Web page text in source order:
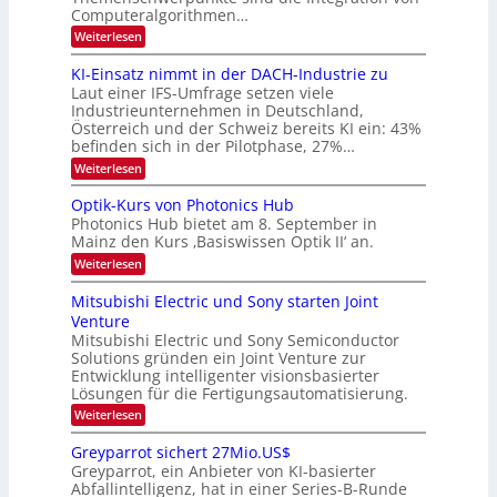
tm
e
l
d
e
t
s
t
a
r
k
e
W
a
c
h
s
u
i
m
e
r
s
t
e
n
H
a
l
Computeralgorithmen…
Weiterlesen:
8
9
.
W
E
-
H
e
r
a
e
u
s
-
S
e
n
a
r
KI-Einsatz nimmt in der DACH-Industrie zu
Laut einer IFS-Umfrage setzen viele
Industrieunternehmen in Deutschland,
Österreich und der Schweiz bereits KI ein: 43%
befinden sich in der Pilotphase, 27%…
Weiterlesen:
K
-
E
i
n
s
t
n
m
m
t
i
n
d
e
r
D
Optik-Kurs von Photonics Hub
Photonics Hub bietet am 8. September in
Mainz den Kurs ‚Basiswissen Optik II‘ an.
Weiterlesen:
O
p
t
k
-
K
u
r
s
v
o
n
P
Mitsubishi Electric und Sony starten Joint
Venture
Mitsubishi Electric und Sony Semiconductor
Solutions gründen ein Joint Venture zur
Entwicklung intelligenter visionsbasierter
Lösungen für die Fertigungsautomatisierung.
Weiterlesen:
M
t
s
u
Greyparrot sichert 27Mio.US$
Greyparrot, ein Anbieter von KI-basierter
Abfallintelligenz, hat in einer Series-B-Runde